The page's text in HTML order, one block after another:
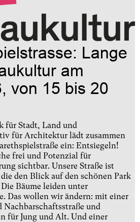
Lange
am
von 15 bis 20
für Stadt, Land und
für Architektur lädt zusammen
ein: Entsiegeln!
frei und Potenzial für
sichtbar. Unsere Straße ist
den Blick auf den schönen Park
Bäume leiden unter
Das wollen wir ändern: mit einer
Nachbarschaftsstraße und
für Jung und Alt. Und einer